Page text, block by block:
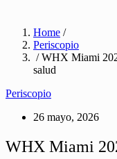
Home /
Periscopio
/ WHX Miami
salud
Periscopio
26 mayo, 2026
WHX Miami